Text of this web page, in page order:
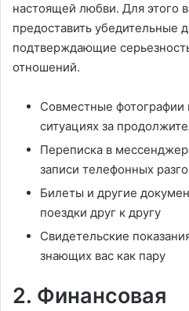
настоящей любви. Для этого
предоставить убедительные
подтверждающие
отношений.
Совместные фотографии
ситуациях за
Переписка в
записи телефонных
Билеты и другие
поездки друг к другу
Свидетельские
знающих вас как пару
2. Финансовая